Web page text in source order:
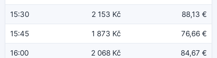
15:30 2 153 Kč 88,13 €
15:45 1 873 Kč 76,66 €
16:00 2 068 Kč 84,67 €